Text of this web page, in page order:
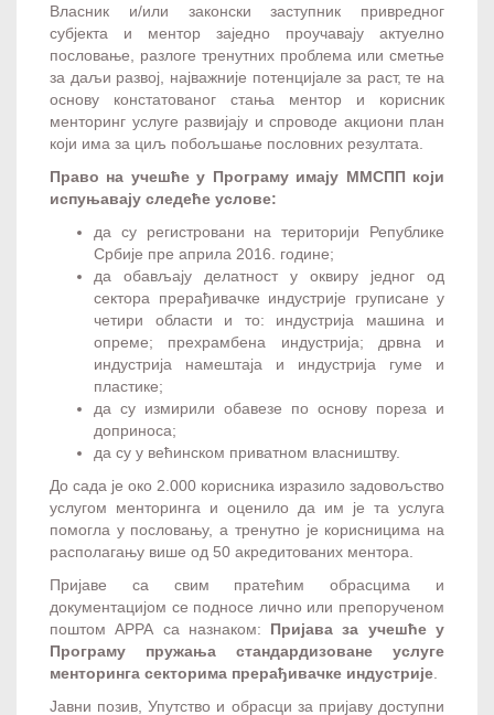
Власник и/или законски заступник привредног
субјекта и ментор заједно проучавају актуелно
пословање, разлоге тренутних проблема или сметње
за даљи развој, најважније потенцијале за раст, те на
основу констатованог стања ментор и корисник
менторинг услуге развијају и спроводе акциони план
који има за циљ побољшање пословних резултата.
Право на учешће у Програму имају ММСПП који
испуњавају следеће услове:
да су регистровани на територији Републике
Србије пре априла 2016. године;
да обављају делатност у оквиру једног од
сектора прерађивачке индустрије груписане у
четири области и то: индустрија машина и
опреме; прехрамбена индустрија; дрвна и
индустрија намештаја и индустрија гуме и
пластике;
да су измирили обавезе по основу пореза и
доприноса;
да су у већинском приватном власништву.
До сада је око 2.000 корисника изразило задовољство
услугом менторинга и оценило да им је та услуга
помогла у пословању, а тренутно је корисницима на
располагању више од 50 акредитованих ментора.
Пријаве са свим пратећим обрасцима и
документацијом се подносе лично или препорученом
поштом АРРА са назнаком: Пријава за учешће у
Програму пружања стандардизоване услуге
менторинга секторима прерађивачке индустрије
Јавни позив, Упутство и обрасци за пријаву доступни